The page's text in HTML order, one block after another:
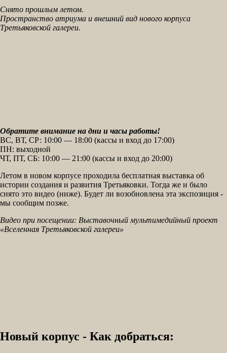
Снято прошлым летом.
Пространство атриума и внешний вид нового корпуса
Третьяковской галереи.
Обратите внимание на дни и часы работы!
ВС, ВТ, СР: 10:00 — 18:00 (кассы и вход до 17:00)
ПН: выходной
ЧТ, ПТ, СБ: 10:00 — 21:00 (кассы и вход до 20:00)
Летом в новом корпусе проходила бесплатная выставка об
истории создания и развития Третьяковки. Тогда же и было
снято это видео (ниже). Будет ли возобновлена эта экспозиция -
мы сообщим позже.
Видео при посещении: Выставочный мультимедийный проект
«Вселенная Третьяковской галереи»
Новый корпус - Как добраться: